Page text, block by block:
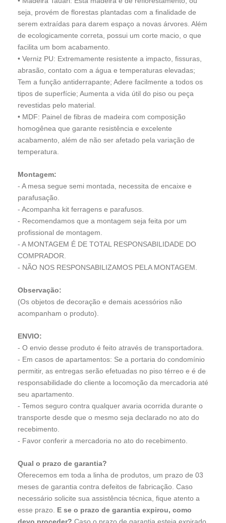
seja, provém de florestas plantadas com a finalidade de
serem extraídas para darem espaço a novas árvores. Além
de ecologicamente correta, possui um corte macio, o que
facilita um bom acabamento.
• Verniz PU: Extremamente resistente a impacto, fissuras,
abrasão, contato com a água e temperaturas elevadas;
Tem a função antiderrapante; Adere facilmente a todos os
tipos de superfície; Aumenta a vida útil do piso ou peça
revestidas pelo material.
• MDF: Painel de fibras de madeira com composição
homogênea que garante resistência e excelente
acabamento, além de não ser afetado pela variação de
temperatura.
Montagem:
- A mesa segue semi montada, necessita de encaixe e
parafusação.
- Acompanha kit ferragens e parafusos.
- Recomendamos que a montagem seja feita por um
profissional de montagem.
- A MONTAGEM É DE TOTAL RESPONSABILIDADE DO
COMPRADOR.
- NÃO NOS RESPONSABILIZAMOS PELA MONTAGEM.
Observação:
(Os objetos de decoração e demais acessórios não
acompanham o produto).
ENVIO:
- O envio desse produto é feito através de transportadora.
- Em casos de apartamentos: Se a portaria do condomínio
permitir, as entregas serão efetuadas no piso térreo e é de
responsabilidade do cliente a locomoção da mercadoria até
seu apartamento.
- Temos seguro contra qualquer avaria ocorrida durante o
transporte desde que o mesmo seja declarado no ato do
recebimento.
- Favor conferir a mercadoria no ato do recebimento.
Qual o prazo de garantia?
Oferecemos em toda a linha de produtos, um prazo de 03
meses de garantia contra defeitos de fabricação. Caso
necessário solicite sua assistência técnica, fique atento a
esse prazo. E se o prazo de garantia expirou, como
devo proceder? Caso o prazo de garantia esteja expirado,